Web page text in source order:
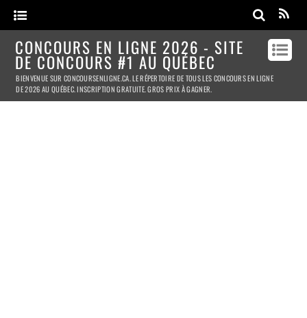
CONCOURS EN LIGNE 2026 - SITE
DE CONCOURS #1 AU QUÉBEC
BIENVENUE SUR CONCOURSENLIGNE.CA. LE RÉPERTOIRE DE TOUS LES CONCOURS EN LIGNE
DE 2026 AU QUÉBEC. INSCRIPTION GRATUITE. GROS PRIX À GAGNER.